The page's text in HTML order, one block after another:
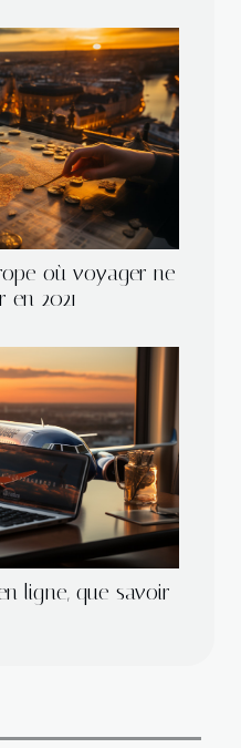
où voyager ne
2021
ligne, que savoir